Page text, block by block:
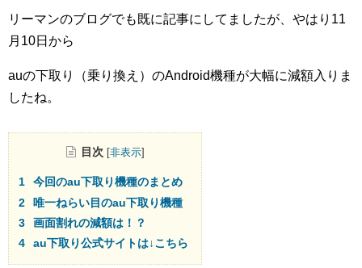
リーマンのブログでも既に記事にしてましたが、やはり11
月10日から
auの下取り（乗り換え）のAndroid機種が大幅に減額入りま
したね。
目次 [非表示]
今回のau下取り機種のまとめ
唯一ねらい目のau下取り機種
画面割れの減額は！？
au下取り公式サイトは↓こちら